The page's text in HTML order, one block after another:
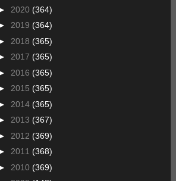
2020 (364)
2019 (364)
2018 (365)
2017 (365)
2016 (365)
2015 (365)
2014 (365)
2013 (367)
2012 (369)
2011 (368)
2010 (369)